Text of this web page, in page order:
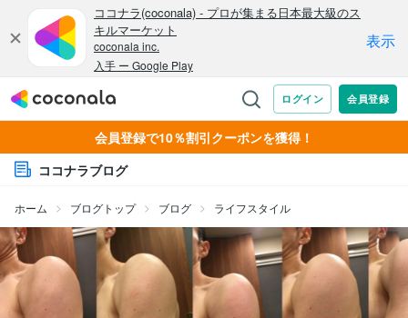
会員登録で10％割引クーポンを獲得！
ココナラブログ
ホーム ブログトップ ブログ ライフスタイル